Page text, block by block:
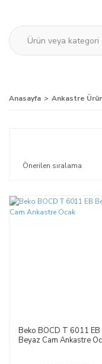
Anasayfa Ankastre
Beko BOCD T 6011 EB
Beyaz Cam Ankastre